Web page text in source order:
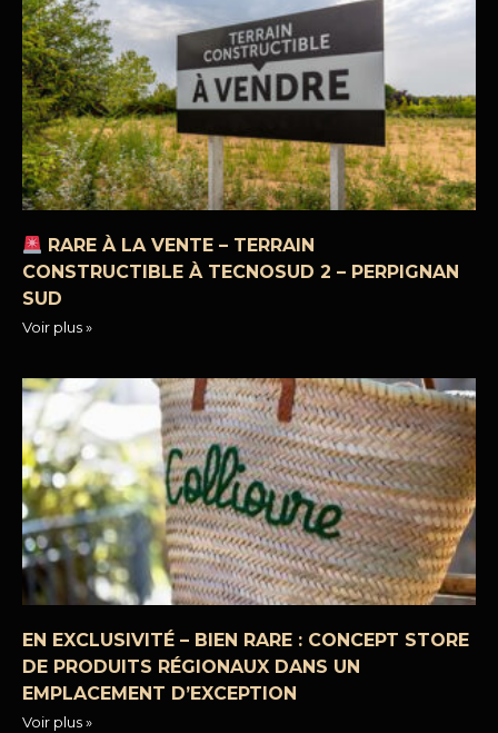
RARE À LA VENTE – TERRAIN
CONSTRUCTIBLE À TECNOSUD 2 – PERPIGNAN
SUD
Voir plus »
EN EXCLUSIVITÉ – BIEN RARE : CONCEPT STORE
DE PRODUITS RÉGIONAUX DANS UN
EMPLACEMENT D’EXCEPTION
Voir plus »